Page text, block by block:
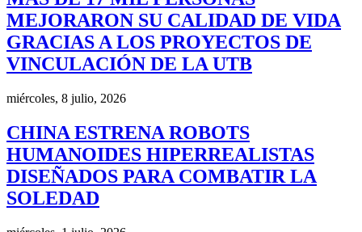
MEJORARON SU CALIDAD DE VIDA
GRACIAS A LOS PROYECTOS DE
VINCULACIÓN DE LA UTB
miércoles, 8 julio, 2026
CHINA ESTRENA ROBOTS
HUMANOIDES HIPERREALISTAS
DISEÑADOS PARA COMBATIR LA
SOLEDAD